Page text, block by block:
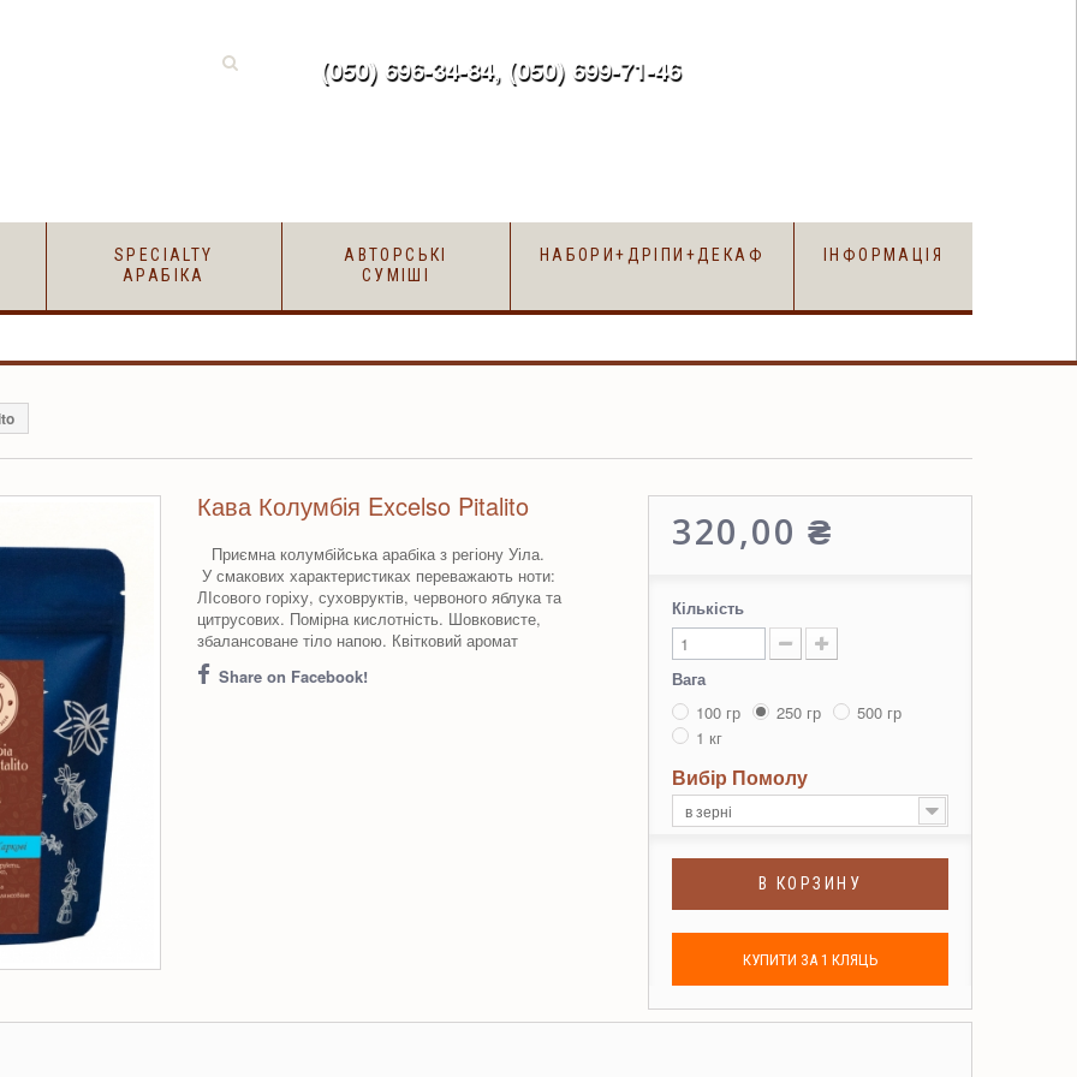
(050) 696-34-84, (050) 699-71-46
SPECIALTY
АРАБІКА
АВТОРСЬКІ
СУМІШІ
НАБОРИ+ДРІПИ+ДЕКАФ ІНФОРМАЦІЯ
Кава Колумбія Excelso Pitalito
Приємна колумбійська арабіка з регіону Уіла.
У смакових характеристиках переважають ноти:
ЛІсового горіху, суховруктів, червоного яблука та
цитрусових. Помірна кислотність. Шовковисте,
збалансоване тіло напою. Квітковий аромат
Share on Facebook!
320,00 ₴
Кількість
Вага
100 гр
250 гр
500 гр
1 кг
Вибір Помолу
в зерні
В КОРЗИНУ
КУПИТИ ЗА 1 КЛЯЦЬ